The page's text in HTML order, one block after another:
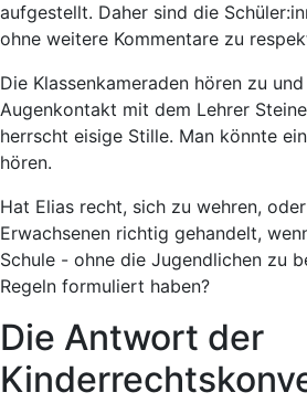
aufgestellt. Daher sind die
ohne weitere Kommentare zu
Die Klassenkameraden hören zu
Augenkontakt mit dem Lehrer
herrscht eisige Stille. Man könnte
hören.
Hat Elias recht, sich zu wehren,
Erwachsenen richtig gehandelt,
Schule - ohne die Jugendlichen zu
Regeln formuliert haben?
Die Antwort der